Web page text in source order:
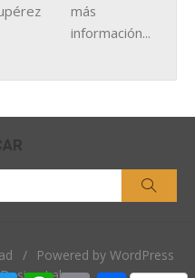
más
información...
/
Powered by WordPress